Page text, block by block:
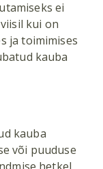
ei
kui on
ja toimimises
kauba
kauba
või puuduse